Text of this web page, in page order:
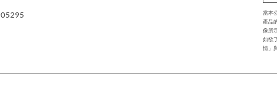
當本
產品
像所
如欲
情」